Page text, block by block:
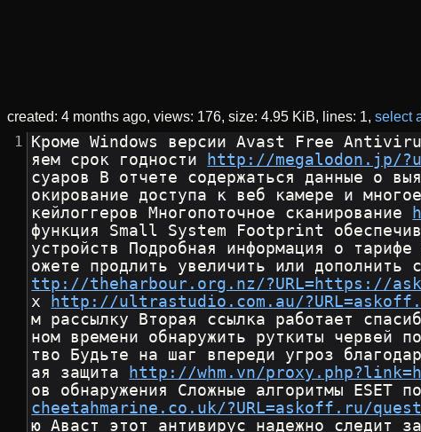
created: 4 months ago views: 176 size: 4.95 KiB lines: 1 select
Кроме Windows версии Avast Free
яем срок годности
http://megalodon.jp/
суаров В отчете содержаться данные о
окирование доступа к веб камере и
кейлоггеров Многопоточное сканирование
функция Small System Footprint
устройств Подробная информация о
ожете продлить увеличить или
ttp://theharbour.org.nz/?URL=https://
х
http://ultrastudio.com.au/
м рассылку Вторая ссылка работает
ном времени обнаружить руткиты червей
тво Будьте на шаг впереди угроз
ая защита
http://whm.vn/
ов обнаружения Сложные алгоритмы ESET
cheetahmarine.co.uk/?URL=askoff.ru/
ю Аваст этот антивирус надежно следит